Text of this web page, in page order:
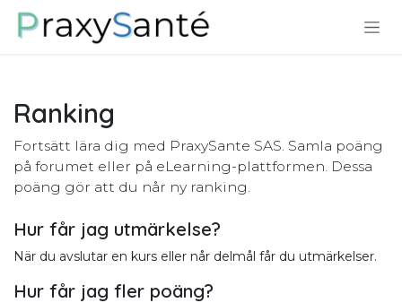
Hoppa till innehåll
Ranking
Fortsätt lära dig med PraxySante SAS. Samla poäng
på forumet eller på eLearning-plattformen. Dessa
poäng gör att du når ny ranking.
Hur får jag utmärkelse?
När du avslutar en kurs eller når delmål får du utmärkelser.
Hur får jag fler poäng?